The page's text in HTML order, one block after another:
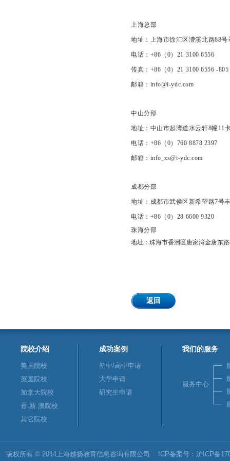
上海总部
地址：上海市徐汇区漕溪北路88号
电话：+86（0）21 3100 6556
传真：+86（0）21 3100 6556 -805
邮箱：info@i-ydc.com
中山分部
地址：中山市起湾道水云轩8幢11
电话：+86（0）760 8878 2397
邮箱：info_zs@i-ydc.com
成都分部
地址：成都市武侯区新希望路7号
电话：+86（0）28 6600 9320
珠海分部
地址：珠海市香洲区唐家湾金唐东
返回
院校介绍
美国院校
英国院校
加拿大院校
香.新.澳院校
其它院校
成功案例
初中/高中申请
大学申请
研究生申请
我们的服务
服务中心
版权所有 © 2014上海越扬教育信息咨询有限公司 ICP备案号： 沪ICP备